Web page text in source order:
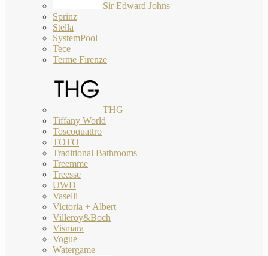
Sir Edward Johns
Sprinz
Stella
SystemPool
Tece
Terme Firenze
THG
Tiffany World
Toscoquattro
TOTO
Traditional Bathrooms
Treemme
Treesse
UWD
Vaselli
Victoria + Albert
Villeroy&Boch
Vismara
Vogue
Watergame